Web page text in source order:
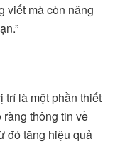
viết mà còn nâng
trí là một phần thiết
thông tin về
đó tăng hiệu quả